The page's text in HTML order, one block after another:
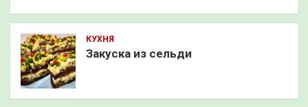
КУХНЯ
Закуска из сельди